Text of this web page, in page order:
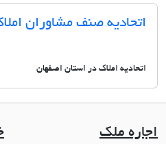
اتحادیه صنف مشاوران
اتحادیه املاک در استان اصفهان
اجاره ملک